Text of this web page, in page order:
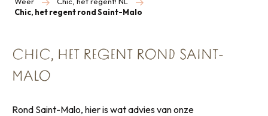
Chic, het regent rond Saint-Malo
CHIC, HET REGENT ROND SAINT-
MALO
Rond Saint-Malo, hier is wat advies van onze